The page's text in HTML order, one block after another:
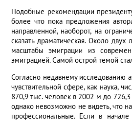
Подобные рекомендации
более что пока предложения
направленной, наоборот, на
сказать драматическая. Около
масштабы эмиграции из
эмиграцией. Самой острой темой
Согласно недавнему исследованию
чувствительной сфере, как наука,
870,9 тыс. человек в 2002-м до
однако невозможно не видеть, что
профессиональные. Если в